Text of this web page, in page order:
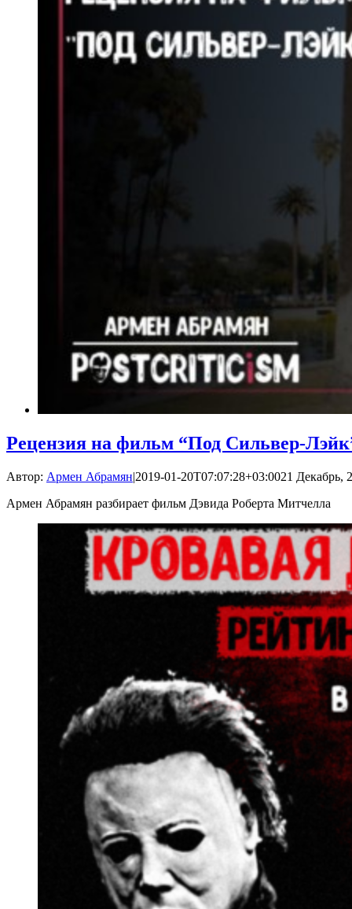
Рецензия на фильм “Под Сильвер-
Автор: Армен Абрамян|2019-01-20T07:07:28+03:0021 Декабрь,
Армен Абрамян разбирает фильм Дэвида Роберта Митчелла